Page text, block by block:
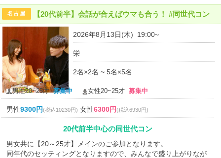
名古屋 【20代前半】会話が合えばウマも合う！ #同世代コン
2026年8月13日(木) 19:00~
栄
2名×2名 ~ 5名×5名
男性20~25才募集中 女性20~25才募集中
男性9300円(税込10230円) 女性6300円(税込6930円)
20代前半中心の同世代コン
男女共に【20～25才】メインのご参加となります。
同年代のセッティングとなりますので、みんなで盛り上がりなが